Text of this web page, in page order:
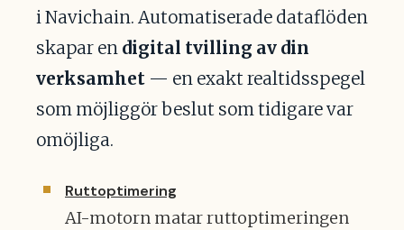
i Navichain. Automatiserade dataflöden
skapar en digital tvilling av din
verksamhet — en exakt realtidsspegel
som möjliggör beslut som tidigare var
omöjliga.
Ruttoptimering
AI-motorn matar ruttoptimeringen